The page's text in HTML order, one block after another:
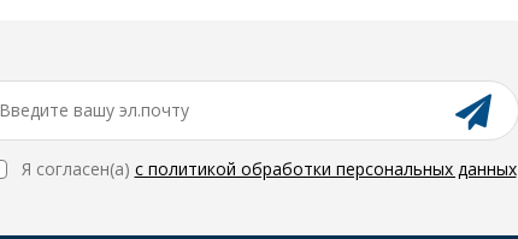
Я согласен(a) с политикой обработки персональных данных